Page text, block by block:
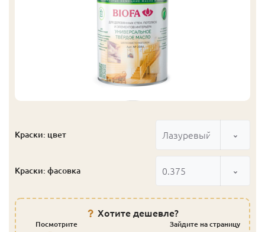
Краски: цвет Лазуревый
Краски: фасовка 0.375
Хотите дешевле?
Посмотрите
Зайдите на страницу